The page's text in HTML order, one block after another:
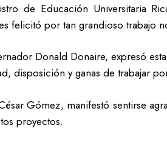
de Educación Universitaria
felicitó por tan grandioso trabajo
Donald Donaire, expresó
disposición y ganas de trabajar
Gómez, manifestó sentirse
proyectos.